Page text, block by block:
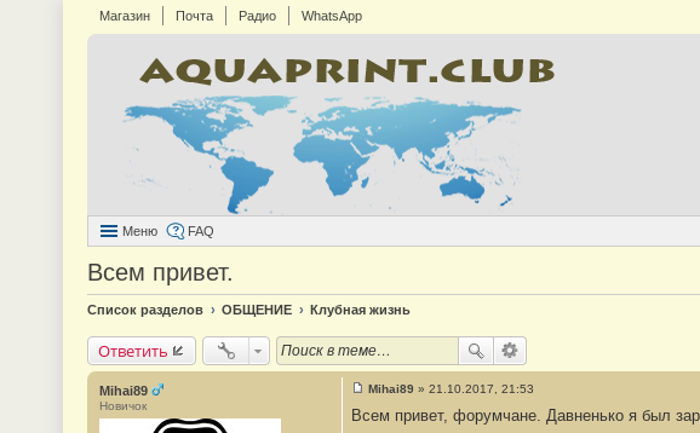
Магазин Почта Радио WhatsApp
Меню FAQ
Всем привет.
Список разделов ОБЩЕНИЕ Клубная жизнь
Ответить
Mihai89
Новичок
о
Mihai89 » 21.10.2017, 21:53
Всем привет, форумчане. Давненько я был